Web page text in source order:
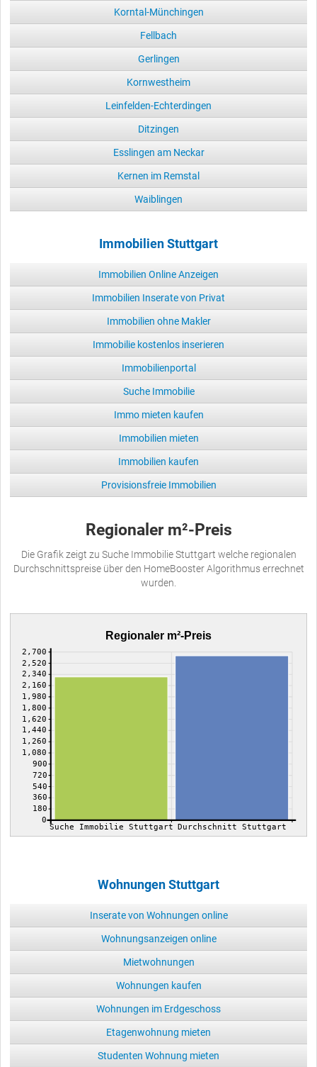
Korntal-Münchingen
Fellbach
Gerlingen
Kornwestheim
Leinfelden-Echterdingen
Ditzingen
Esslingen am Neckar
Kernen im Remstal
Waiblingen
Immobilien Stuttgart
Immobilien Online Anzeigen
Immobilien Inserate von Privat
Immobilien ohne Makler
Immobilie kostenlos inserieren
Immobilienportal
Suche Immobilie
Immo mieten kaufen
Immobilien mieten
Immobilien kaufen
Provisionsfreie Immobilien
Regionaler m²-Preis
Die Grafik zeigt zu Suche Immobilie Stuttgart welche regionalen
Durchschnittspreise über den HomeBooster Algorithmus errechnet
wurden.
Regionaler m²-Preis
0
180
360
540
720
900
1,080
1,260
1,440
1,620
1,800
1,980
2,160
2,340
2,520
2,700
Suche Immobilie Stuttgart Durchschnitt Stuttgart
Wohnungen Stuttgart
Inserate von Wohnungen online
Wohnungsanzeigen online
Mietwohnungen
Wohnungen kaufen
Wohnungen im Erdgeschoss
Etagenwohnung mieten
Studenten Wohnung mieten